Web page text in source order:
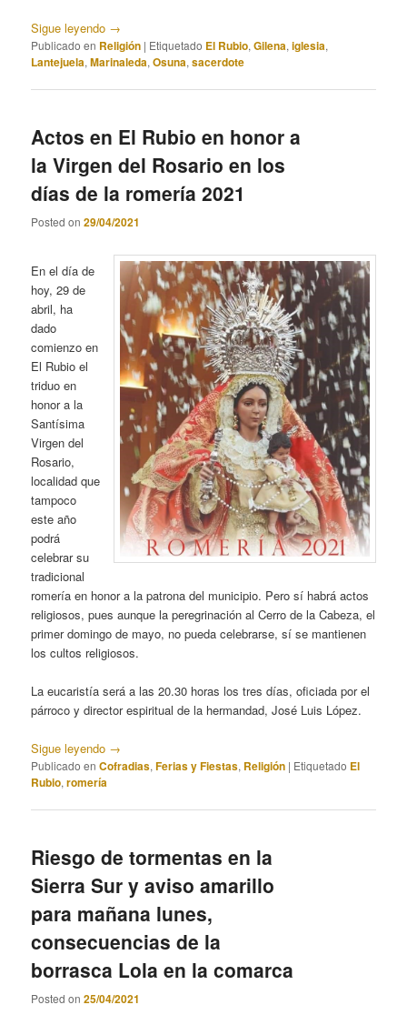
Sigue leyendo →
Publicado en Religión | Etiquetado El Rubio,Gilena,iglesia,
Lantejuela,Marinaleda,Osuna,sacerdote
Actos en El Rubio en honor a
la Virgen del Rosario en los
días de la romería 2021
Posted on29/04/2021
En el día de
hoy, 29 de
abril, ha
dado
comienzo en
El Rubio el
triduo en
honor a la
Santísima
Virgen del
Rosario,
localidad que
tampoco
este año
podrá
celebrar su
tradicional
romería en honor a la patrona del municipio. Pero sí habrá actos
religiosos, pues aunque la peregrinación al Cerro de la Cabeza, el
primer domingo de mayo, no pueda celebrarse, sí se mantienen
los cultos religiosos.
La eucaristía será a las 20.30 horas los tres días, oficiada por el
párroco y director espiritual de la hermandad, José Luis López.
Sigue leyendo →
Publicado en Cofradias,Ferias y Fiestas, Religión | Etiquetado El
Rubio,romería
Riesgo de tormentas en la
Sierra Sur y aviso amarillo
para mañana lunes,
consecuencias de la
borrasca Lola en la comarca
Posted on25/04/2021